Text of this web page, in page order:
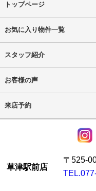
トップページ
お気に入り物件一覧
スタッフ紹介
お客様の声
来店予約
草津駅前店
〒525-